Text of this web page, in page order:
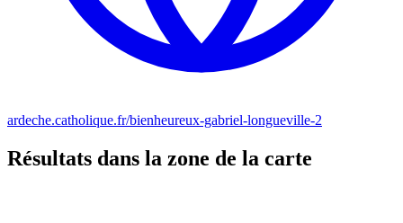
ardeche.catholique.fr/bienheureux-gabriel-longueville-2
Résultats dans la zone de la carte